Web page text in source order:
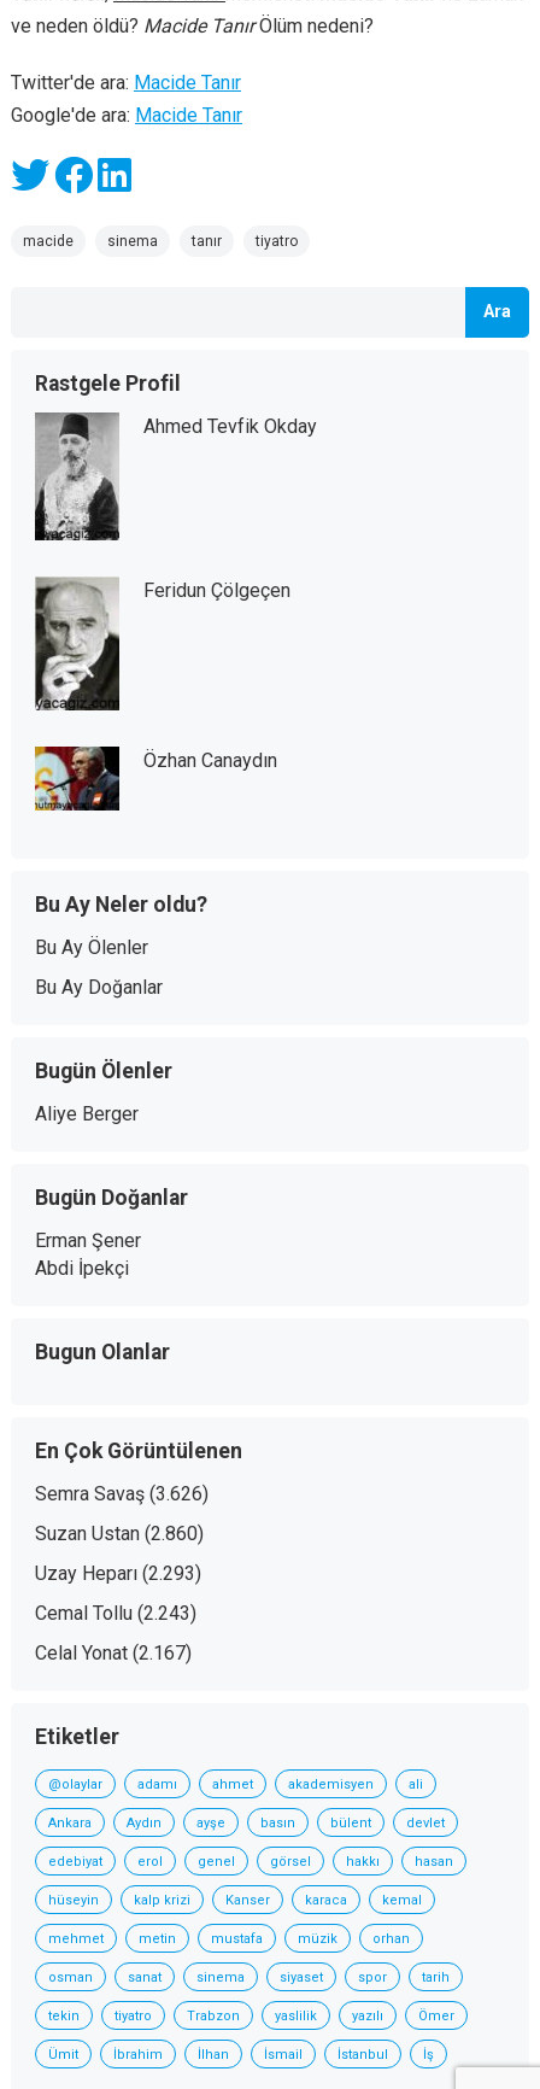
ve neden öldü? Macide TanırÖlüm nedeni?
Twitter'de ara: Macide Tanır
Google'de ara: Macide Tanır
macide sinema tanır tiyatro
Ara
Rastgele Profil
Ahmed Tevfik Okday
Feridun Çölgeçen
Özhan Canaydın
Bu Ay Neler oldu?
Bu Ay Ölenler
Bu Ay Doğanlar
Bugün Ölenler
Aliye Berger
Bugün Doğanlar
Erman Şener
Abdi İpekçi
Bugun Olanlar
En Çok Görüntülenen
Semra Savaş (3.626)
Suzan Ustan (2.860)
Uzay Heparı (2.293)
Cemal Tollu (2.243)
Celal Yonat (2.167)
Etiketler
@olaylar adamı ahmet akademisyen ali
Ankara Aydın ayşe basın bülent devlet
edebiyat erol genel görsel hakkı hasan
hüseyin kalp krizi Kanser karaca kemal
mehmet metin mustafa müzik orhan
osman sanat sinema siyaset spor tarih
tekin tiyatro Trabzon yaslilik yazılı Ömer
Ümit İbrahim İlhan İsmail İstanbul İş